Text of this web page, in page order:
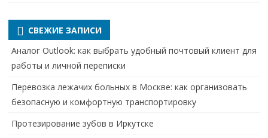
СВЕЖИЕ ЗАПИСИ
Аналог Outlook: как выбрать удобный почтовый клиент для
работы и личной переписки
Перевозка лежачих больных в Москве: как организовать
безопасную и комфортную транспортировку
Протезирование зубов в Иркутске